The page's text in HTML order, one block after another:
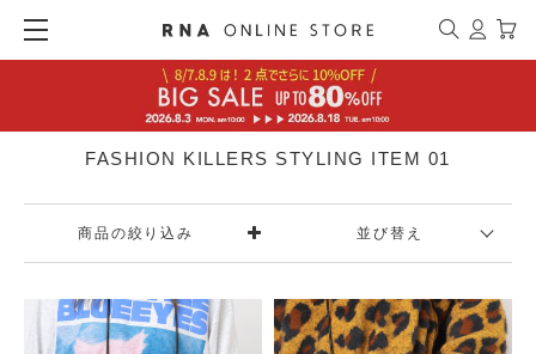
FASHION KILLERS STYLING ITEM 01
商品の絞り込み 並び替え